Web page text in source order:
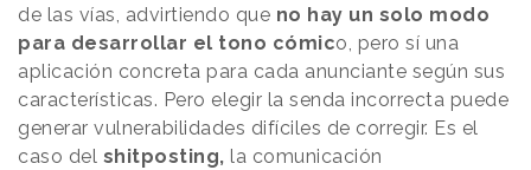
de las vías, advirtiendo que no hay un solo modo
para desarrollar el tono cómico, pero sí una
aplicación concreta para cada anunciante según sus
características. Pero elegir la senda incorrecta puede
generar vulnerabilidades difíciles de corregir. Es el
caso del shitposting, la comunicación